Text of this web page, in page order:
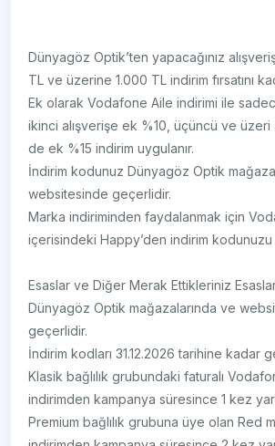
Dünyagöz Optik’ten yapacağınız
TL ve üzerine 1.000 TL indirim fırsatını
Ek olarak Vodafone Aile indirimi ile
ikinci alışverişe ek %10, üçüncü ve üzeri
de ek %15 indirim uygulanır.
İndirim kodunuz Dünyagöz Optik
websitesinde geçerlidir.
Marka indiriminden faydalanmak için
içerisindeki Happy’den indirim kodunuzu
Esaslar ve Diğer Merak Ettikleriniz
Dünyagöz Optik mağazalarında ve
geçerlidir.
İndirim kodları 31.12.2026 tarihine kadar
Klasik bağlılık grubundaki faturalı
indirimden kampanya süresince 1 kez
Premium bağlılık grubuna üye olan Red